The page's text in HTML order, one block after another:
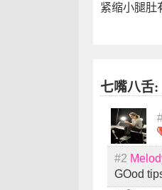
紧缩小腿肚
七嘴八舌:
#2
GOod